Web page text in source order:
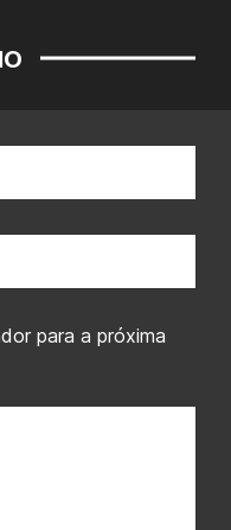
para a próxima